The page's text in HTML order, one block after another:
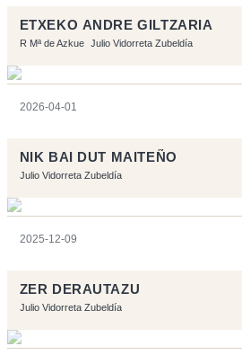
ETXEKO ANDRE GILTZARIA
R Mª de Azkue Julio Vidorreta Zubeldía
2026-04-01
NIK BAI DUT MAITEÑO
Julio Vidorreta Zubeldía
2025-12-09
ZER DERAUTAZU
Julio Vidorreta Zubeldía